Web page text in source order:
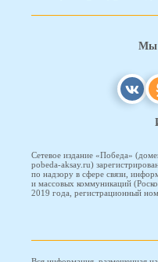
Мы
Сетевое издание «Победа»
pobeda-aksay.ru)
по надзору в сфере связи,
и массовых коммуникаций
2019 года, регистрационный